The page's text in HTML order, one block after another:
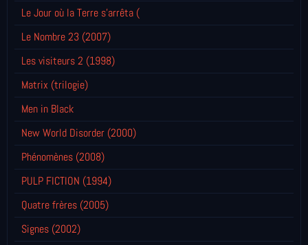
Le Jour où la Terre s'arrêta (
Le Nombre 23 (2007)
Les visiteurs 2 (1998)
Matrix (trilogie)
Men in Black
New World Disorder (2000)
Phénomènes (2008)
PULP FICTION (1994)
Quatre frères (2005)
Signes (2002)